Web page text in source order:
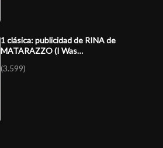
1 clásica: publicidad de RINA de
MATARAZZO (I Was…
(3.599)